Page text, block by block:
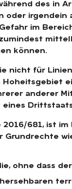
des in
oder irgendein
im
können.
nicht für
anderer
681, ist im
Grundrechte
ohne dass